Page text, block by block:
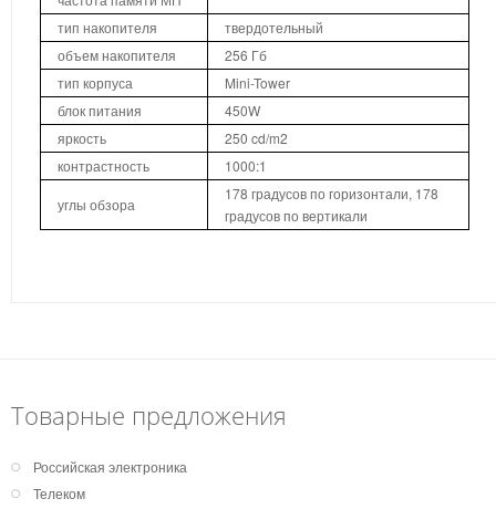
тип накопителя
твердотельный
объем накопителя
256 Гб
тип корпуса
Mini-Tower
блок питания
450W
яркость
250 cd/m2
контрастность
1000:1
углы обзора
178 градусов по горизонтали, 178
градусов по вертикали
Товарные предложения
Российская электроника
Телеком